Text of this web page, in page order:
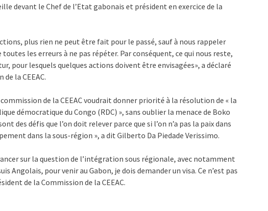
devant le Chef de l’Etat gabonais et président en exercice de la
plus rien ne peut être fait pour le passé, sauf à nous rappeler
toutes les erreurs à ne pas répéter. Par conséquent, ce qui nous reste,
pour lesquels quelques actions doivent être envisagées», a déclaré
la CEEAC.
de la CEEAC voudrait donner priorité à la résolution de « la
démocratique du Congo (RDC) », sans oublier la menace de Boko
des défis que l’on doit relever parce que si l’on n’a pas la paix dans
dans la sous-région », a dit Gilberto Da Piedade Verissimo.
sur la question de l’intégration sous régionale, avec notamment
Angolais, pour venir au Gabon, je dois demander un visa. Ce n’est pas
de la Commission de la CEEAC.